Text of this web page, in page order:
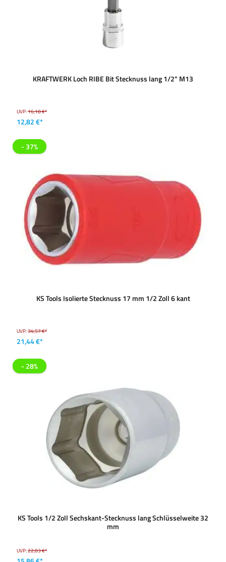
KRAFTWERK Loch RIBE Bit Stecknuss lang 1/2" M13
UVP:16,18 €*
12,82 €*
- 37%
KS Tools Isolierte Stecknuss 17 mm 1/2 Zoll 6 kant
UVP:34,57 €*
21,44 €*
- 28%
KS Tools 1/2 Zoll Sechskant-Stecknuss lang Schlüsselweite 32
mm
UVP:22,03 €*